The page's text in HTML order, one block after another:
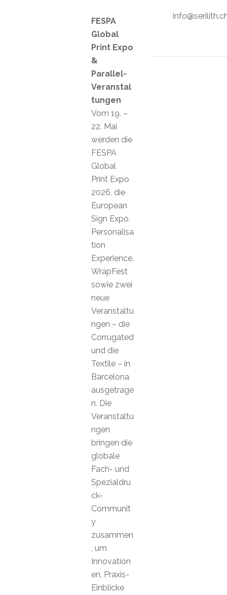
FESPA
Global
Print Expo
&
Parallel-
Veranstal
tungen
Vom 19. –
22. Mai
werden die
FESPA
Global
Print Expo
2026, die
European
Sign Expo,
Personalisa
tion
Experience,
WrapFest
sowie zwei
neue
Veranstaltu
ngen – die
Corrugated
und die
Textile – in
Barcelona
ausgetrage
n. Die
Veranstaltu
ngen
bringen die
globale
Fach- und
Spezialdru
ck-
Communit
y
zusammen
, um
Innovation
en, Praxis-
Einblicke